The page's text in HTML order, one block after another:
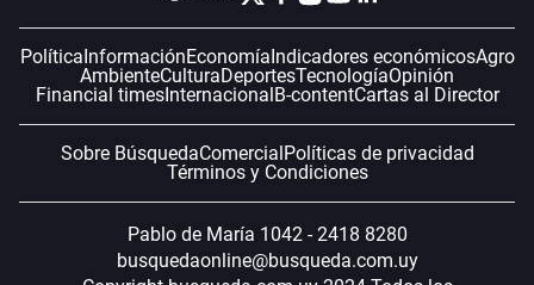
PolíticaInformaciónEconomíaIndicadores económicosAgro
AmbienteCulturaDeportesTecnologíaOpinión
Financial timesInternacionalB-contentCartas al Director
Sobre BúsquedaComercialPolíticas de privacidad
Términos y Condiciones
Pablo de María 1042 - 2418 8280
busquedaonline@busqueda.com.uy